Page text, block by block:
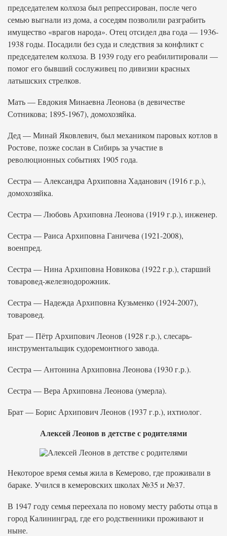
председателем колхоза был репрессирован, после чего
семью выгнали из дома, а соседям позволили разграбить
имущество «врагов народа». Отец отсидел два года — 1936-
1938 годы. Посадили без суда и следствия за конфликт с
председателем колхоза. В 1939 году его реабилитировали —
помог его бывший сослуживец по дивизии красных
латышских стрелков.
Мать — Евдокия Минаевна Леонова (в девичестве
Сотникова; 1895-1967), домохозяйка.
Дед — Минай Яковлевич, был механиком паровых котлов в
Ростове, позже сослан в Сибирь за участие в
революционных событиях 1905 года.
Сестра — Александра Архиповна Хаданович (1916 г.р.),
домохозяйка.
Сестра — Любовь Архиповна Леонова (1919 г.р.), инженер.
Сестра — Раиса Архиповна Ганичева (1921-2008),
военпред.
Сестра — Нина Архиповна Новикова (1922 г.р.), старший
товаровед-железнодорожник.
Сестра — Надежда Архиповна Кузьменко (1924-2007),
товаровед.
Брат — Пётр Архипович Леонов (1928 г.р.), слесарь-
инструментальщик судоремонтного завода.
Сестра — Антонина Архиповна Леонова (1930 г.р.).
Сестра — Вера Архиповна Леонова (умерла).
Брат — Борис Архипович Леонов (1937 г.р.), ихтиолог.
Алексей Леонов в детстве с родителями
Некоторое время семья жила в Кемерово, где проживали в
бараке. Учился в кемеровских школах №35 и №37.
В 1947 году семья переехала по новому месту работы отца в
город Калининград, где его родственники проживают и
ныне.